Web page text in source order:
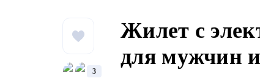
3
Жилет с
для мужчин